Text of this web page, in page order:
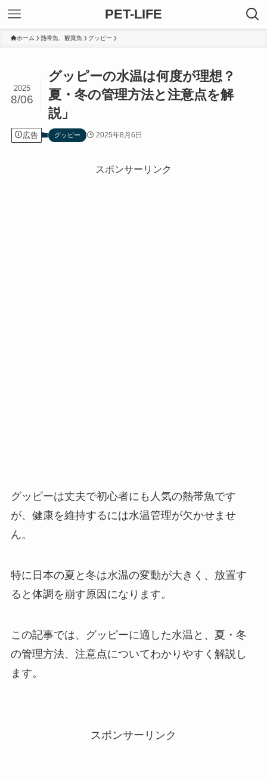
PET-LIFE
ホーム 熱帯魚、観賞魚 グッピー
グッピーの水温は何度が理想？
夏・冬の管理方法と注意点を解
説」
2025
8/06
広告 グッピー 2025年8月6日
スポンサーリンク
グッピーは丈夫で初心者にも人気の熱帯魚です
が、健康を維持するには水温管理が欠かせませ
ん。
特に日本の夏と冬は水温の変動が大きく、放置す
ると体調を崩す原因になります。
この記事では、グッピーに適した水温と、夏・冬
の管理方法、注意点についてわかりやすく解説し
ます。
スポンサーリンク